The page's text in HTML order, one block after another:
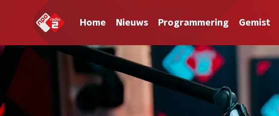
Home Nieuws Programmering Gemist